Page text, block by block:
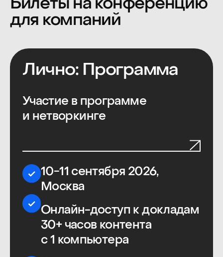
В трансляции
Онлайн-трансляция и доступ к
АкадемииProductSense на
10−11 сентября 2026,
77 000 руб *
71 000 руб.